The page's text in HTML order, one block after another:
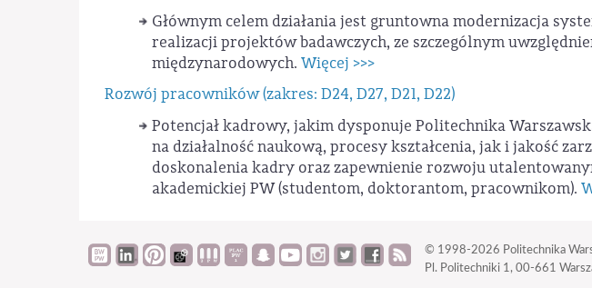
Głównym celem działania jest gruntowna modernizacja
realizacji projektów badawczych, ze szczególnym
międzynarodowych.Więcej >>>
Rozwój pracowników (zakres: D24, D27, D21, D22)
Potencjał kadrowy, jakim dysponuje Politechnika
na działalność naukową, procesy kształcenia, jak i jakość
doskonalenia kadry oraz zapewnienie rozwoju
akademickiej PW (studentom, doktorantom, pracownikom).
© 1998-2026 Politechnika
Pl. Politechniki 1, 00-661